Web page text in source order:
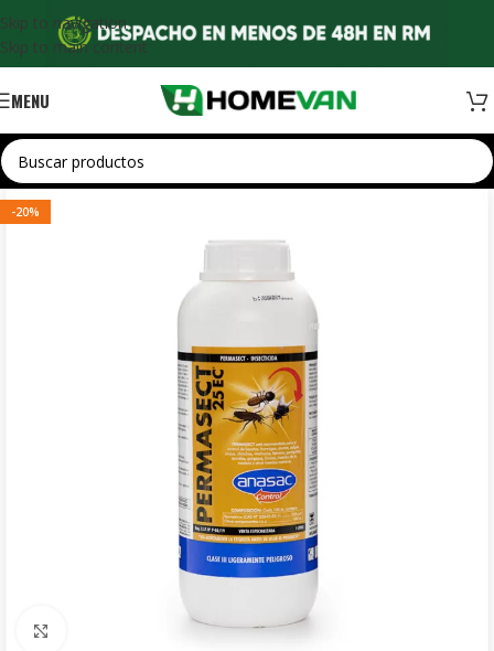
Skip to navigation
Skip to main content
MENU
-20%